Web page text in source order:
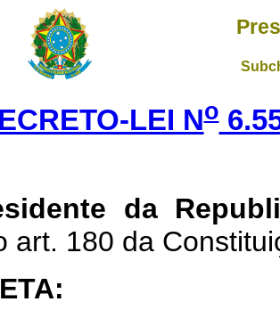
LEI No
da
art. 180 da